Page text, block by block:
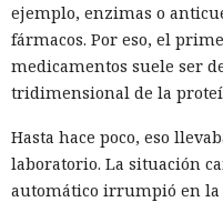
ejemplo, enzimas o
fármacos. Por eso, el
medicamentos suele ser
tridimensional de la
Hasta hace poco, eso
laboratorio. La situación
automático irrumpió en la